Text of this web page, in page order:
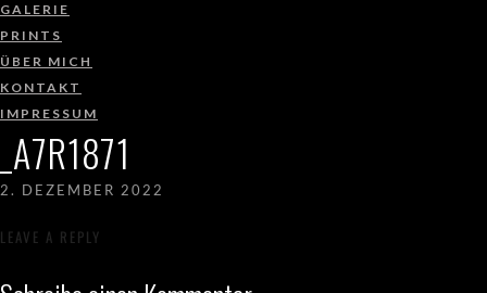
GALERIE
PRINTS
ÜBER MICH
KONTAKT
IMPRESSUM
_A7R1871
2. DEZEMBER 2022
LEAVE A REPLY